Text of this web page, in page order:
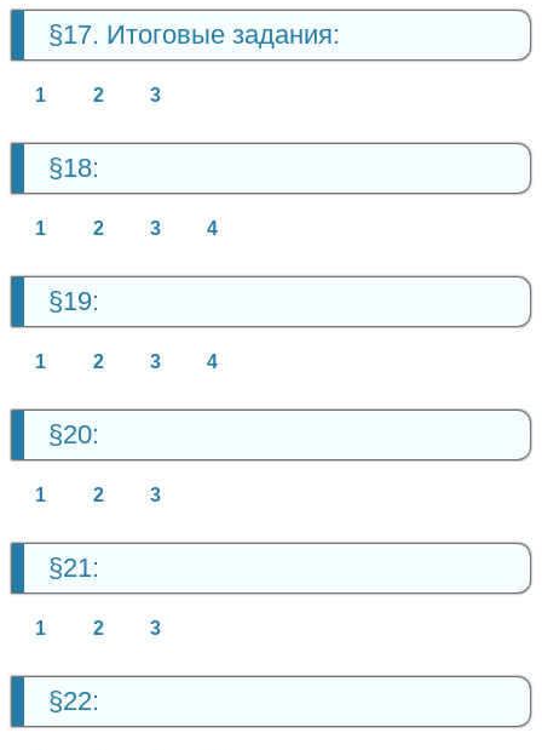
§17. Итоговые задания:
1 2 3
§18:
1 2 3 4
§19:
1 2 3 4
§20:
1 2 3
§21:
1 2 3
§22: